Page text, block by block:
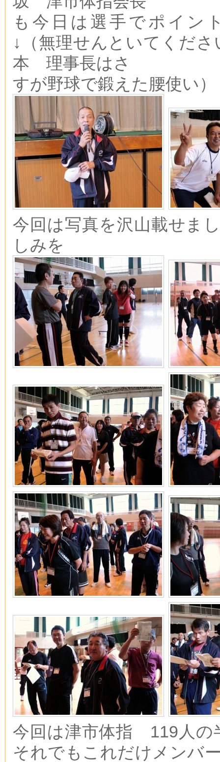
も今日は選手でポイン
↓（無理せんといてくだ
本 理事長はさ
すが野球で鍛えた腰使い）
今回は写真を沢山載せま
しみを
今回は津市体指 119人
それでもこれだけメンバ